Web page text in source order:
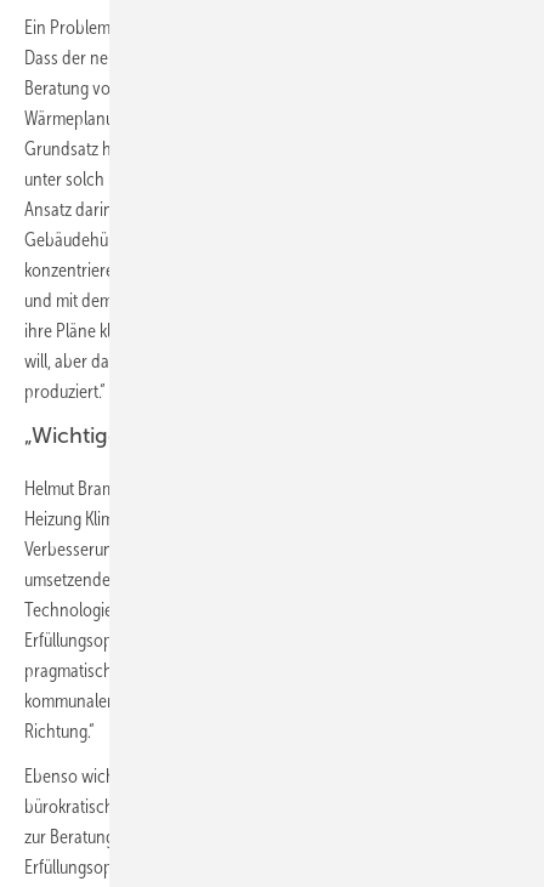
Ein Problem, vor dem auch wir als Energieberater stehen werden:
Dass der neue Entwurf für jeden Heizungstausch ab 2024 eine
Beratung vorsieht, die auf mögliche Auswirkungen der kommunalen
Wärmeplanung und eventuelle Unwirtschaftlichkeit hinweist, ist vom
Grundsatz her vollkommen richtig. Aber was soll man seinen Kunden
unter solch unklaren Bedingungen raten? Bei Sanierungen könnte der
Ansatz darin bestehen, sich zunächst durch Maßnahmen an der
Gebäudehülle auf die Senkung des Energieverbrauchs zu
konzentrieren – was ja sowieso immer an erster Stelle stehen sollte –
und mit dem Heizungstausch so lange zu warten, bis die Kommune
ihre Pläne klar hat. Was nicht das ist, was der Gesetzgeber eigentlich
will, aber das, was er mit seinem Kompromiss fast schon zwangsläufig
produziert.“
„Wichtige Schritte in die richtige Richtung“
Helmut Bramann, Hauptgeschäftsführer des Zentralverbands Sanitär
Heizung Klima (ZVSHK): „Die von uns wiederholt mit pragmatischen
Verbesserungsvorschlägen eingebrachten Erfahrungen des
umsetzenden Fachhandwerks wurden endlich zum Teil aufgegriffen.
Technologievielfalt, die einen breiten, gleichberechtigten Einsatz aller
Erfüllungsoptionen mit erneuerbaren Energieträgern ermögliche,
pragmatische Übergangsfristen in enger Verknüpfung mit der
kommunalen Wärmeplanung sind wichtige Schritte in die richtige
Richtung.“
Ebenso wichtig bleibe jedoch, die Umsetzung mit möglichst geringem
bürokratischem Rahmen zu versehen. Möglichst einfache Verfahren
zur Beratung und zum Nachweis der Einhaltung der
Erfüllungsoptionen mit einer zum neuen GEG passenden